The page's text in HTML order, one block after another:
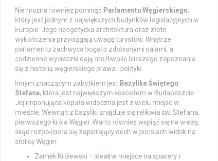
Nie można również pominąć Parlamentu Węgierskiego,
który jest jednym z największych budynków legislacyjnych w
Europie. Jego neogotycka architektura oraz złote
wykończenia przyciągają uwagę turystów. Wnętrze
parlamentu zachwyca bogato zdobionymi salami, a
codzienne wycieczki dają możliwość bliższego zapoznania
się z historią węgierskiego prawa i polityki.
Innym znaczącym zabytkiem jest Bazylika Świętego
Stefana, która jest największym kościołem w Budapeszcie.
Jej imponująca kopuła widoczna jest z wielu miejsc w
mieście. Wewnątrz bazyliki znajduje się relikwia św. Stefana,
pierwszego króla Węgier. Warto również wspiąć się na wieżę,
skąd rozpościera się zapierający dech w piersiach widok na
stolicę Węgier.
Zamek Królewski – idealne miejsce na spacery i